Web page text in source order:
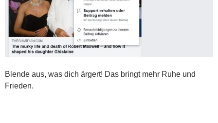
Blende aus, was dich ärgert! Das bringt mehr Ruhe und
Frieden.